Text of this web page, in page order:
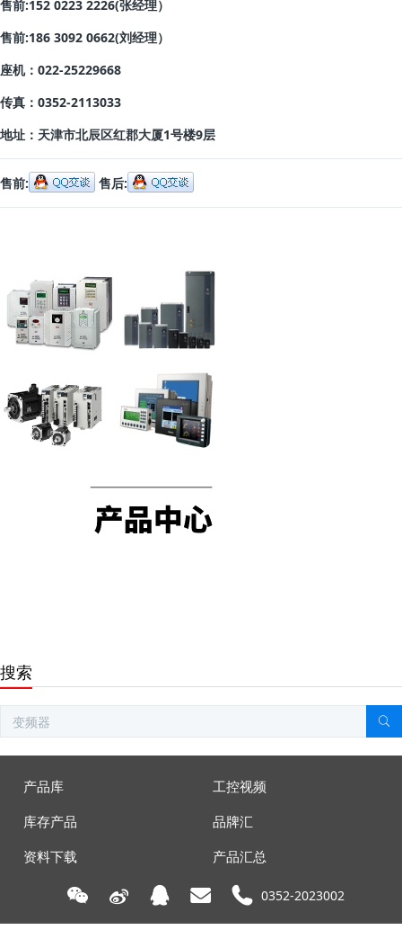
售前:152 0223 2226(张经理）
售前:186 3092 0662(刘经理）
座机：022-25229668
传真：0352-2113033
地址： 天津市北辰区红郡大厦1号楼9层
售前: 售后:
搜索
产品库
工控视频
库存产品
品牌汇
资料下载
产品汇总
0352-2023002